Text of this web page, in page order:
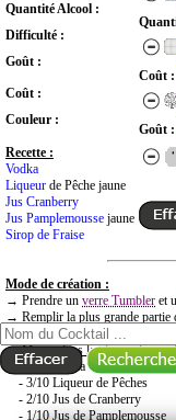
Coût :
Goût :
Quantité Alcool :
Difficulté :
Goût :
Coût :
Couleur :
Recette :
Vodka
Liqueur de Pêche jaune
Jus Cranberry
Jus Pamplemousse jaune
Sirop de Fraise
Mode de création :
→ Prendre un verre Tumbler et
→ Remplir la plus grande partie
→Mettre dans la plus petite
- 4/10 Vodka
- 3/10 Liqueur de Pêches
- 2/10 Jus de Cranberry
- 1/10 Jus de Pamplemousse